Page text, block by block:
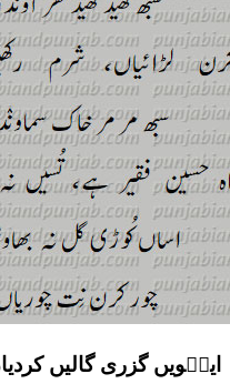
این٘ویں گزری گالیں